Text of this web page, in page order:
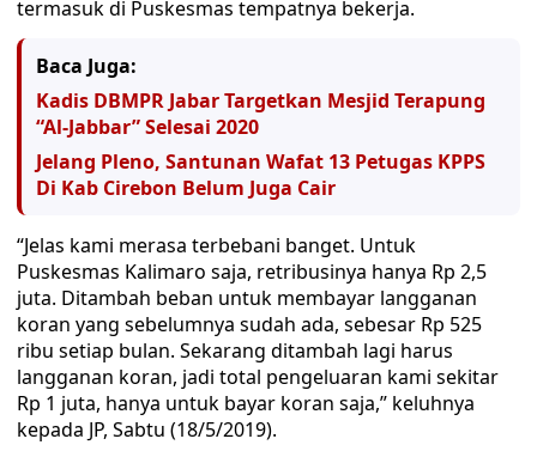
termasuk di Puskesmas tempatnya bekerja.
Baca Juga:
Kadis DBMPR Jabar Targetkan Mesjid Terapung
“Al-Jabbar” Selesai 2020
Jelang Pleno, Santunan Wafat 13 Petugas KPPS
Di Kab Cirebon Belum Juga Cair
“Jelas kami merasa terbebani banget. Untuk
Puskesmas Kalimaro saja, retribusinya hanya Rp 2,5
juta. Ditambah beban untuk membayar langganan
koran yang sebelumnya sudah ada, sebesar Rp 525
ribu setiap bulan. Sekarang ditambah lagi harus
langganan koran, jadi total pengeluaran kami sekitar
Rp 1 juta, hanya untuk bayar koran saja,” keluhnya
kepada JP, Sabtu (18/5/2019).